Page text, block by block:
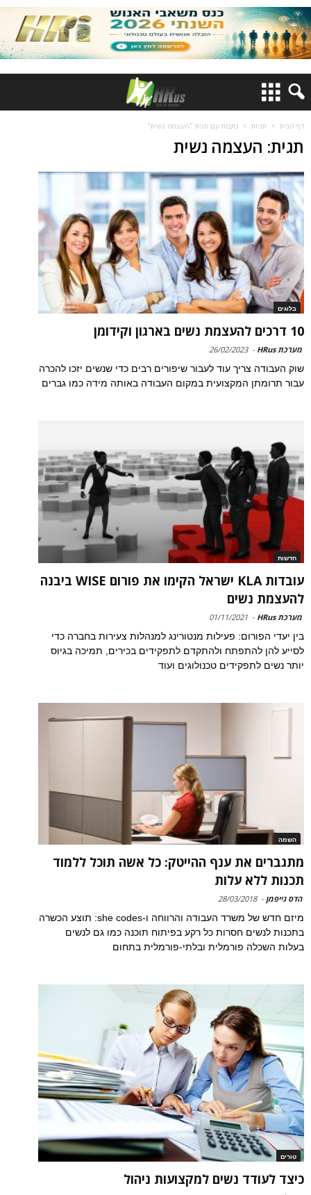
דף הבית תגיות כתבות עם תגית "העצמה נשית"
תגית: העצמה נשית
בלוגים
10 דרכים להעצמת נשים בארגון וקידומן
מערכת HRus -
26/02/2023
שוק העבודה צריך עוד לעבור שיפורים רבים כדי שנשים יזכו להכרה
עבור תרומתן המקצועית במקום העבודה באותה מידה כמו גברים
חדשות
עובדות KLA ישראל הקימו את פורום WISE ביבנה
להעצמת נשים
מערכת HRus -
01/11/2021
בין יעדי הפורום: פעילות מנטורינג למנהלות צעירות בחברה כדי
לסייע להן להתפתח ולהתקדם לתפקידים בכירים, תמיכה בגיוס
יותר נשים לתפקידים טכנולוגים ועוד
השמה
מתגברים את ענף ההייטק: כל אשה תוכל ללמוד
תכנות ללא עלות
הדס גייפמן -
28/03/2018
מיזם חדש של משרד העבודה והרווחה ו-she codes: תוצע הכשרה
בתכנות לנשים חסרות כל רקע בפיתוח תוכנה כמו גם לנשים
בעלות השכלה פורמלית ובלתי-פורמלית בתחום
טורים
כיצד לעודד נשים למקצועות ניהול